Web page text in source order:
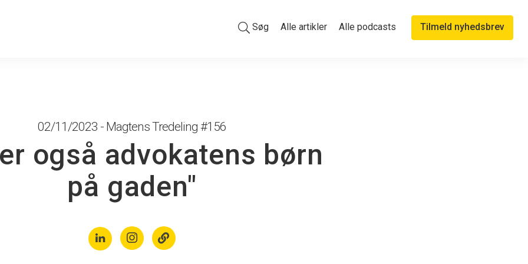
Tilmeld nyhedsbrev
Søg Alle artikler Alle podcasts
02/11/2023 - Magtens Tredeling #156
også advokatens børn
på gaden"